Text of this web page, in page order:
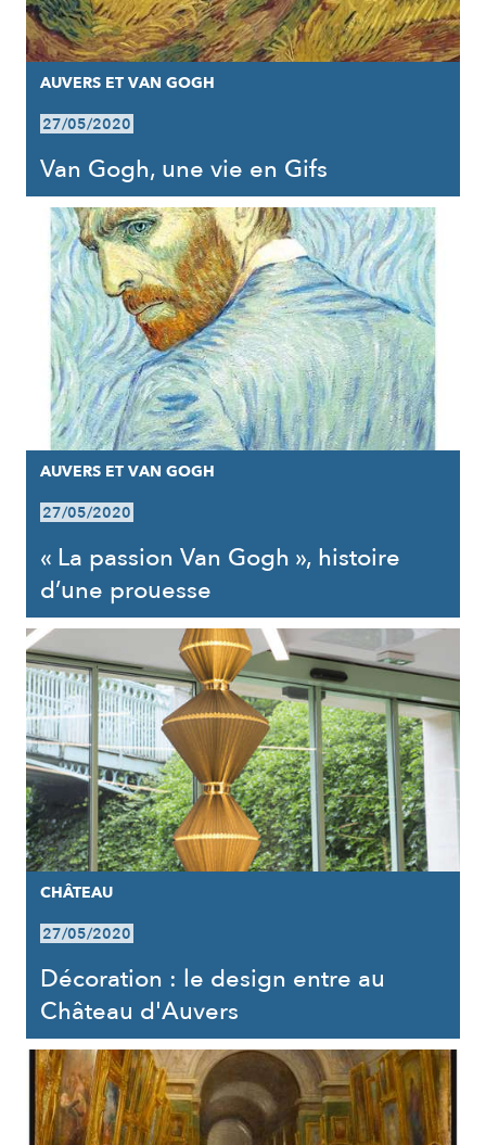
AUVERS ET VAN GOGH
27/05/2020
Van Gogh, une vie en Gifs
AUVERS ET VAN GOGH
27/05/2020
« La passion Van Gogh », histoire
d’une prouesse
CHÂTEAU
27/05/2020
Décoration : le design entre au
Château d'Auvers